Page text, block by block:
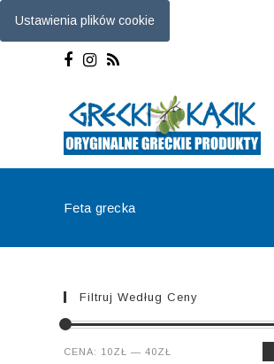
Ustawienia plików cookie
Feta grecka
Filtruj Według Ceny
Cena
Cena
CENA: 10ZŁ — 40ZŁ